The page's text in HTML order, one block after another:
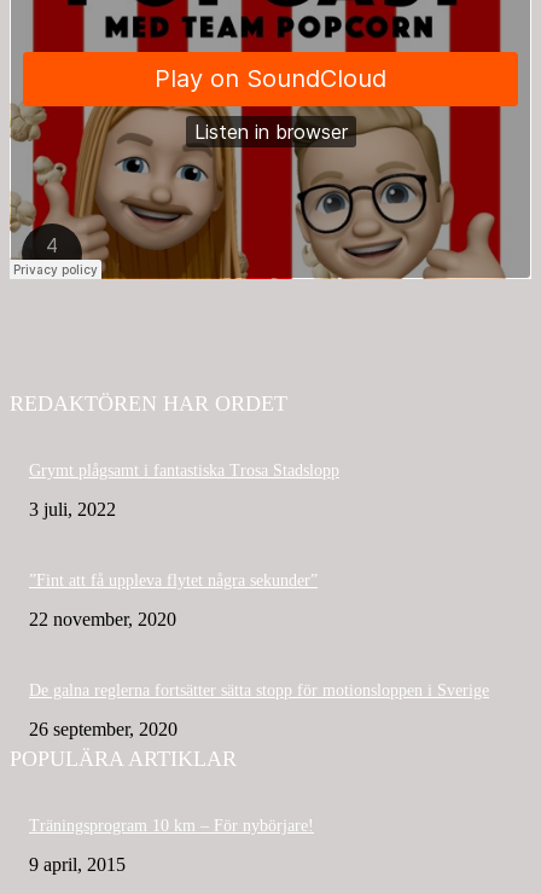
REDAKTÖREN HAR ORDET
Grymt plågsamt i fantastiska Trosa Stadslopp
3 juli, 2022
”Fint att få uppleva flytet några sekunder”
22 november, 2020
De galna reglerna fortsätter sätta stopp för motionsloppen i Sverige
26 september, 2020
POPULÄRA ARTIKLAR
Träningsprogram 10 km – För nybörjare!
9 april, 2015